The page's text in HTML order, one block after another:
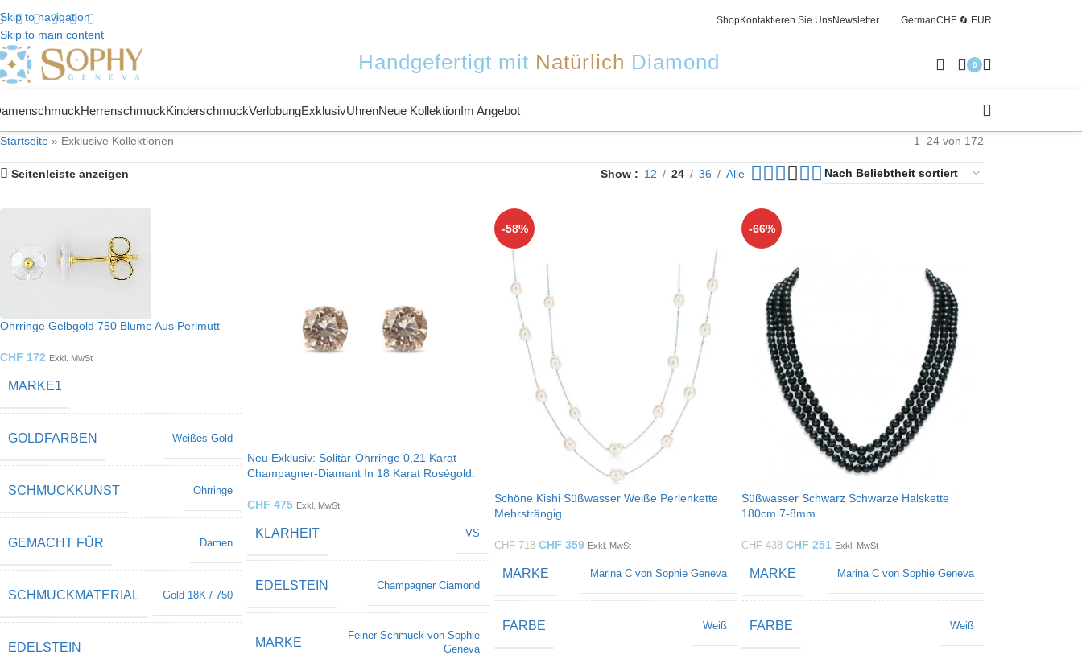
Skip to navigation
Skip to main content
bei Sophy Jewelry
ShopKontaktieren Sie UnsNewsletter GermanCHF 🔄 EUR
Handgefertigt mit Natürlich Diamond 0
HerrenschmuckKinderschmuckVerlobungExklusivUhrenNeue KollektionIm Angebot
Startseite » Exklusive Kollektionen 1–24 von 172
Seitenleiste anzeigen Show 12 24 36 Alle
Ohrringe Gelbgold 750 Blume Aus Perlmutt
CHF 172 Exkl. MwSt
MARKE1
GOLDFARBEN Weißes Gold
SCHMUCKKUNST Ohrringe
GEMACHT FÜR Damen
SCHMUCKMATERIAL Gold 18K / 750
EDELSTEIN
Neu Exklusiv: Solitär-Ohrringe 0,21 Karat
Champagner-Diamant In 18 Karat Roségold.
CHF 475 Exkl. MwSt
KLARHEIT VS
EDELSTEIN Champagner Ciamond
MARKE
Feiner Schmuck von Sophie
Geneva
-58%
Schöne Kishi Süßwasser Weiße Perlenkette
Mehrsträngig
CHF718 CHF 359 Exkl. MwSt
MARKE Marina C von Sophie Geneva
FARBE Weiß
-66%
Süßwasser Schwarz Schwarze Halskette
180cm 7-8mm
CHF438 CHF 251 Exkl. MwSt
MARKE Marina C von Sophie Geneva
FARBE Weiß